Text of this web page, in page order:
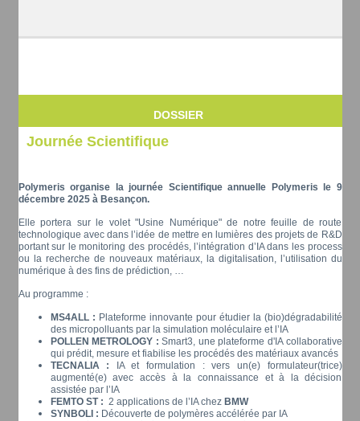
DOSSIER
Journée Scientifique
Polymeris organise la journée Scientifique annuelle Polymeris le 9
décembre 2025 à Besançon.
Elle portera sur le volet "Usine Numérique" de notre feuille de route
technologique avec dans l’idée de mettre en lumières des projets de R&D
portant sur le monitoring des procédés, l’intégration d’IA dans les process
ou la recherche de nouveaux matériaux, la digitalisation, l’utilisation du
numérique à des fins de prédiction, …
Au programme :
MS4ALL : Plateforme innovante pour étudier la (bio)dégradabilité
des micropolluants par la simulation moléculaire et l’IA
POLLEN METROLOGY : Smart3, une plateforme d'IA collaborative
qui prédit, mesure et fiabilise les procédés des matériaux avancés
TECNALIA :
IA et formulation : vers un(e) formulateur(trice)
augmenté(e) avec accès à la connaissance et à la décision
assistée par l’IA
FEMTO ST : 2 applications de l’IA chez BMW
SYNBOLI : Découverte de polymères accélérée par IA